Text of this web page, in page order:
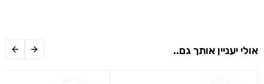
אולי יעניין אותך גם..